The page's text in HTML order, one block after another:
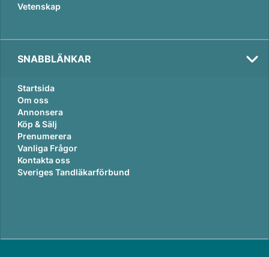
Vetenskap
SNABBLÄNKAR
Startsida
Om oss
Annonsera
Köp & Sälj
Prenumerera
Vanliga Frågor
Kontakta oss
Sveriges Tandläkarförbund